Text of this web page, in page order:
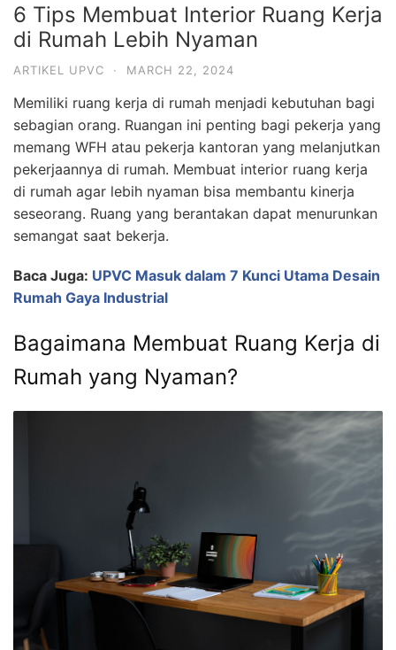
6 Tips Membuat Interior Ruang Kerja
di Rumah Lebih Nyaman
ARTIKEL UPVC · MARCH 22, 2024
Memiliki ruang kerja di rumah menjadi kebutuhan bagi
sebagian orang. Ruangan ini penting bagi pekerja yang
memang WFH atau pekerja kantoran yang melanjutkan
pekerjaannya di rumah. Membuat interior ruang kerja
di rumah agar lebih nyaman bisa membantu kinerja
seseorang. Ruang yang berantakan dapat menurunkan
semangat saat bekerja.
Baca Juga: UPVC Masuk dalam 7 Kunci Utama Desain
Rumah Gaya Industrial
Bagaimana Membuat Ruang Kerja di
Rumah yang Nyaman?